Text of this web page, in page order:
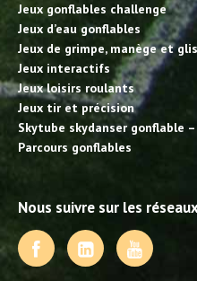
Jeux gonflables challenge
Jeux d’eau gonflables
Jeux de grimpe, manège et
Jeux interactifs
Jeux loisirs roulants
Jeux tir et précision
Skytube skydanser gonflable
Parcours gonflables
Nous suivre sur les